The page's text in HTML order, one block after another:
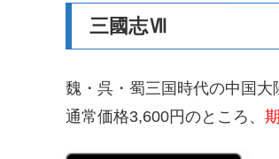
三國志Ⅶ
魏・呉・蜀三国時代の中国
通常価格3,600円のところ、